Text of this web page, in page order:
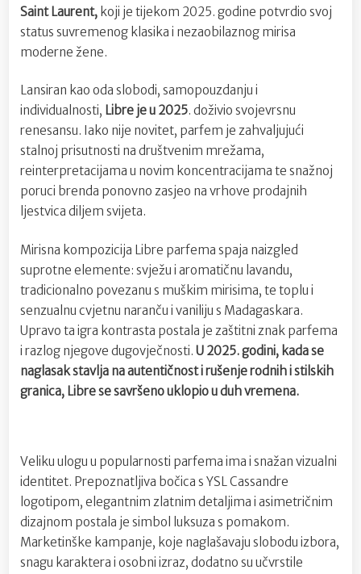
Saint
Saint Laurent, koji je tijekom 2025. godine potvrdio svoj
status suvremenog klasika i nezaobilaznog mirisa
moderne žene.
Lansiran kao oda slobodi, samopouzdanju i
individualnosti, Libre je u 2025. doživio svojevrsnu
renesansu. Iako nije novitet, parfem je zahvaljujući
stalnoj prisutnosti na društvenim mrežama,
reinterpretacijama u novim koncentracijama te snažnoj
poruci brenda ponovno zasjeo na vrhove prodajnih
ljestvica diljem svijeta.
Mirisna kompozicija Libre parfema spaja naizgled
suprotne elemente: svježu i aromatičnu lavandu,
tradicionalno povezanu s muškim mirisima, te toplu i
senzualnu cvjetnu naranču i vaniliju s Madagaskara.
Upravo ta igra kontrasta postala je zaštitni znak parfema
i razlog njegove dugovječnosti. U 2025. godini, kada se
naglasak stavlja na autentičnost i rušenje rodnih i stilskih
granica, Libre se savršeno uklopio u duh vremena.
Veliku ulogu u popularnosti parfema ima i snažan vizualni
identitet. Prepoznatljiva bočica s YSL Cassandre
logotipom, elegantnim zlatnim detaljima i asimetričnim
dizajnom postala je simbol luksuza s pomakom.
Marketinške kampanje, koje naglašavaju slobodu izbora,
snagu karaktera i osobni izraz, dodatno su učvrstile